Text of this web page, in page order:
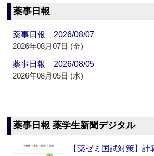
薬事日報
薬事日報 2026/08/07
2026年08月07日 (金)
薬事日報 2026/08/05
2026年08月05日 (水)
薬事日報 薬学生新聞デジタル
【薬ゼミ国試対策】